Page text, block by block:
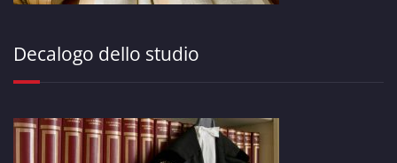
Decalogo dello studio